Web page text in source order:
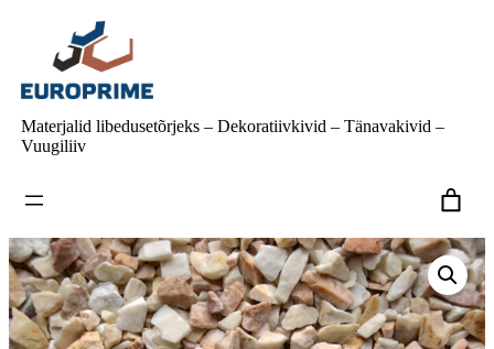
Materjalid libedusetõrjeks – Dekoratiivkivid – Tänavakivid –
Vuugiliiv